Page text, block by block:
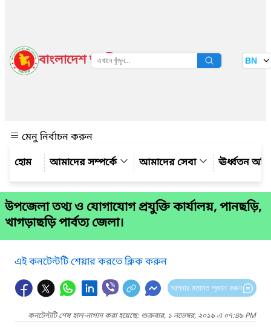
বাংলাদেশ জাতীয় তথ্য বাতায়ন BN
মেনু নির্বাচন করুন
আমাদের সম্পর্কে
আমাদের সেবা ঊর্ধ্বতন
উপজেলা তথ্য ও যোগাযোগ প্রযুক্তি কার্যালয়, পানছড়ি,
খাগড়াছড়ি পার্বত্য জেলা।
এই কনটেন্টটি শেয়ার করতে ক্লিক করুন
আপনার মতামত প্রদান করুন
কনটেন্টটি শেষ হাল-নাগাদ করা হয়েছে: শুক্রবার, ১ নভেম্বর, ২০১৯ এ ০৭:৪৯ PM